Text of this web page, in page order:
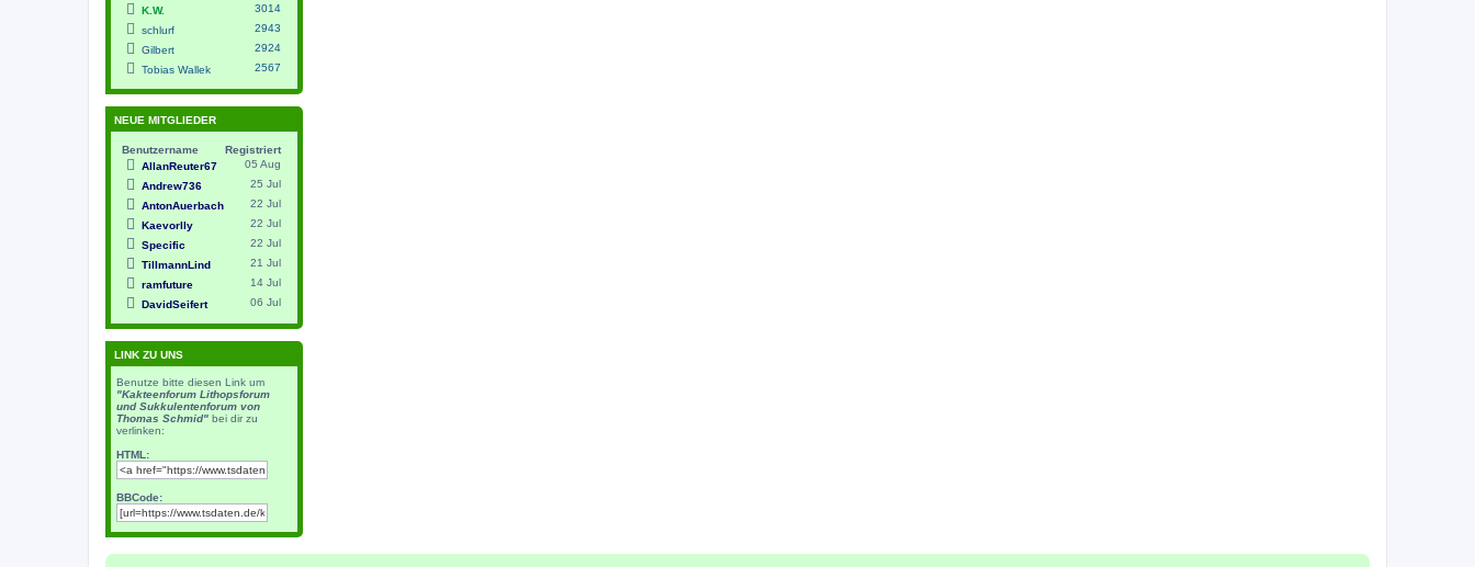
K.W.
3014
schlurf
2943
Gilbert
2924
Tobias Wallek
2567
NEUE MITGLIEDER
Benutzername
Registriert
AllanReuter67
05 Aug
Andrew736
25 Jul
AntonAuerbach
22 Jul
Kaevorlly
22 Jul
Specific
22 Jul
TillmannLind
21 Jul
ramfuture
14 Jul
DavidSeifert
06 Jul
LINK ZU UNS
Benutze bitte diesen Link um
"Kakteenforum Lithopsforum
und Sukkulentenforum von
Thomas Schmid" bei dir zu
verlinken:
HTML:
BBCode: